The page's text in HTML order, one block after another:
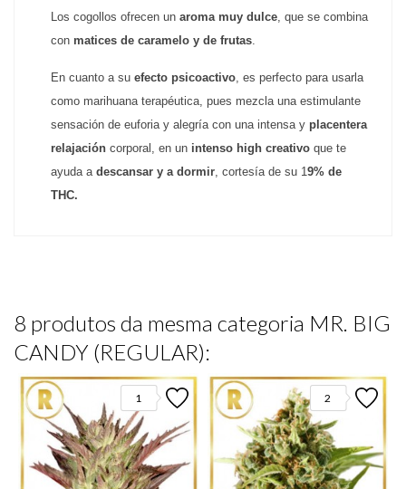
Los cogollos ofrecen un aroma muy dulce , que se combina
con matices de caramelo y de frutas
En cuanto a su efecto psicoactivo , es perfecto para usarla
como marihuana terapéutica, pues mezcla una estimulante
sensación de euforia y alegría con una intensa y placentera
relajación corporal, en un intenso high creativo que te
ayuda a descansar y a dormir , cortesía de su 1 9% de
THC.
8 produtos da mesma categoria MR. BIG
CANDY (REGULAR):
1 2